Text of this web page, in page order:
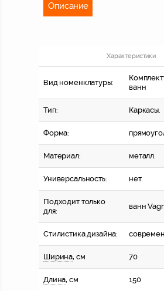
Описание
Характеристики
Вид номенклатуры:
ванн
Тип: Каркасы.
Форма:
Материал: металл.
Универсальность: нет.
Подходит только
для:
ванн
Стилистика дизайна:
Ширина, см 70
Длина, см 150